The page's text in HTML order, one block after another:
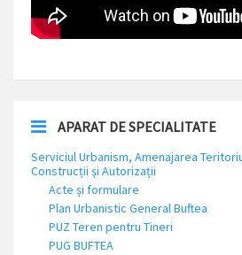
APARAT DE SPECIALITATE
Serviciul Urbanism, Amenajarea
Construcții și Autorizații
Acte și formulare
Plan Urbanistic General Buftea
PUZ Teren pentru Tineri
PUG BUFTEA